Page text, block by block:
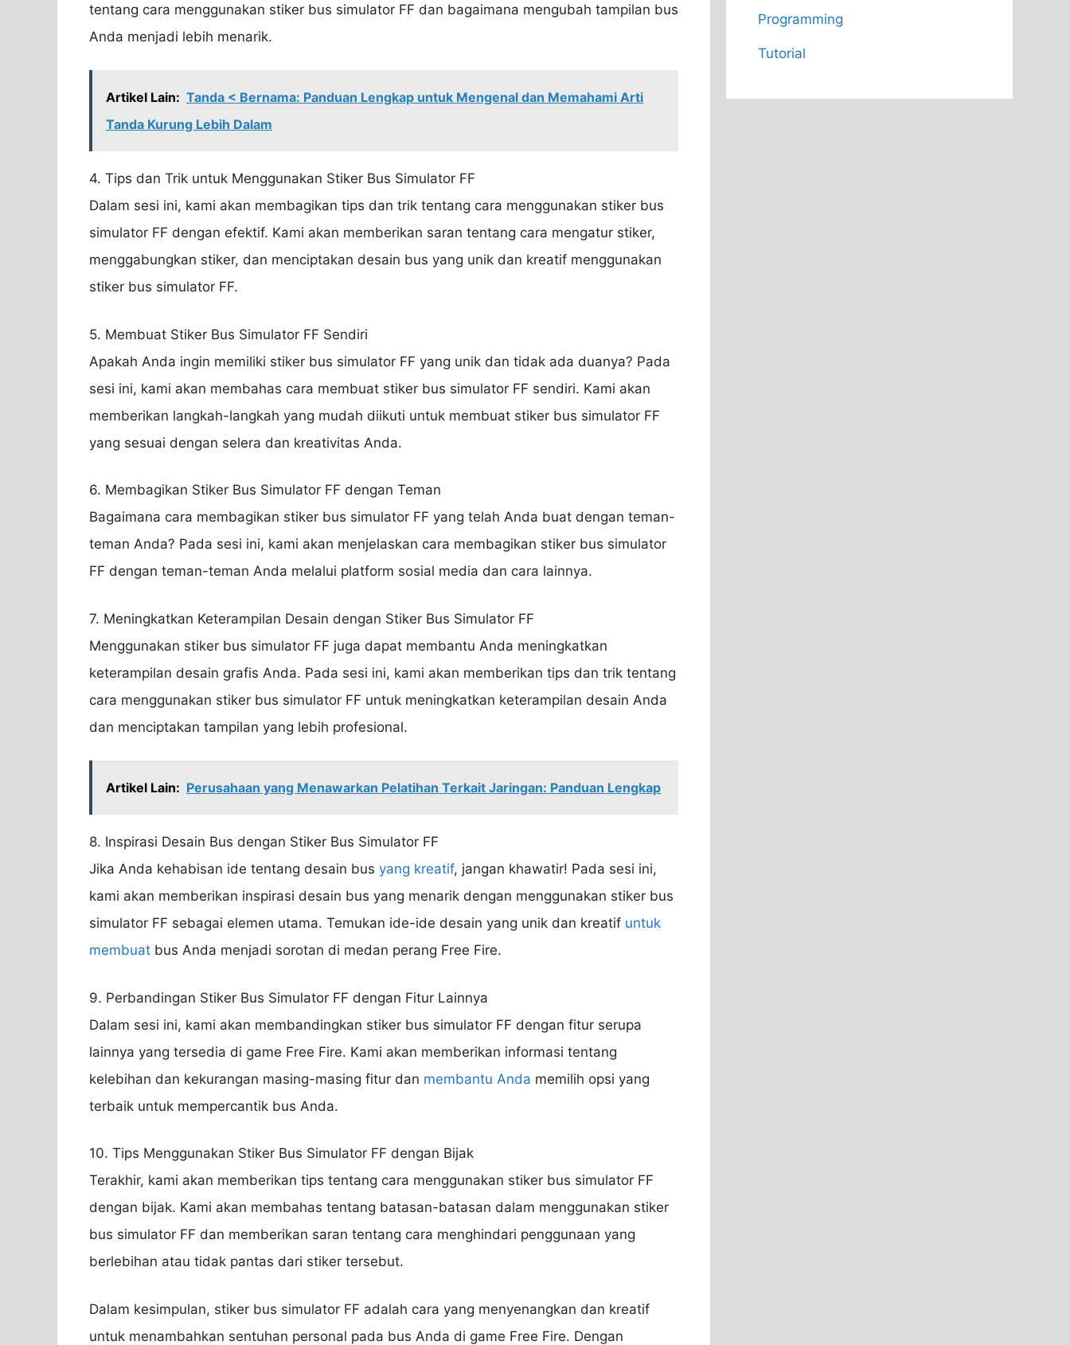
tentang cara menggunakan stiker bus simulator FF dan bagaimana mengubah tampilan bus
Anda menjadi lebih menarik.
Artikel Lain: Tanda < Bernama: Panduan Lengkap untuk Mengenal dan Memahami Arti
Tanda Kurung Lebih Dalam
4. Tips dan Trik untuk Menggunakan Stiker Bus Simulator FF
Dalam sesi ini, kami akan membagikan tips dan trik tentang cara menggunakan stiker bus
simulator FF dengan efektif. Kami akan memberikan saran tentang cara mengatur stiker,
menggabungkan stiker, dan menciptakan desain bus yang unik dan kreatif menggunakan
stiker bus simulator FF.
5. Membuat Stiker Bus Simulator FF Sendiri
Apakah Anda ingin memiliki stiker bus simulator FF yang unik dan tidak ada duanya? Pada
sesi ini, kami akan membahas cara membuat stiker bus simulator FF sendiri. Kami akan
memberikan langkah-langkah yang mudah diikuti untuk membuat stiker bus simulator FF
yang sesuai dengan selera dan kreativitas Anda.
6. Membagikan Stiker Bus Simulator FF dengan Teman
Bagaimana cara membagikan stiker bus simulator FF yang telah Anda buat dengan teman-
teman Anda? Pada sesi ini, kami akan menjelaskan cara membagikan stiker bus simulator
FF dengan teman-teman Anda melalui platform sosial media dan cara lainnya.
7. Meningkatkan Keterampilan Desain dengan Stiker Bus Simulator FF
Menggunakan stiker bus simulator FF juga dapat membantu Anda meningkatkan
keterampilan desain grafis Anda. Pada sesi ini, kami akan memberikan tips dan trik tentang
cara menggunakan stiker bus simulator FF untuk meningkatkan keterampilan desain Anda
dan menciptakan tampilan yang lebih profesional.
Artikel Lain: Perusahaan yang Menawarkan Pelatihan Terkait Jaringan: Panduan Lengkap
8. Inspirasi Desain Bus dengan Stiker Bus Simulator FF
Jika Anda kehabisan ide tentang desain bus yang kreatif, jangan khawatir! Pada sesi ini,
kami akan memberikan inspirasi desain bus yang menarik dengan menggunakan stiker bus
simulator FF sebagai elemen utama. Temukan ide-ide desain yang unik dan kreatif untuk
membuat bus Anda menjadi sorotan di medan perang Free Fire.
9. Perbandingan Stiker Bus Simulator FF dengan Fitur Lainnya
Dalam sesi ini, kami akan membandingkan stiker bus simulator FF dengan fitur serupa
lainnya yang tersedia di game Free Fire. Kami akan memberikan informasi tentang
kelebihan dan kekurangan masing-masing fitur dan membantu Anda memilih opsi yang
terbaik untuk mempercantik bus Anda.
10. Tips Menggunakan Stiker Bus Simulator FF dengan Bijak
Terakhir, kami akan memberikan tips tentang cara menggunakan stiker bus simulator FF
dengan bijak. Kami akan membahas tentang batasan-batasan dalam menggunakan stiker
bus simulator FF dan memberikan saran tentang cara menghindari penggunaan yang
berlebihan atau tidak pantas dari stiker tersebut.
Dalam kesimpulan, stiker bus simulator FF adalah cara yang menyenangkan dan kreatif
untuk menambahkan sentuhan personal pada bus Anda di game Free Fire. Dengan
Programming
Tutorial